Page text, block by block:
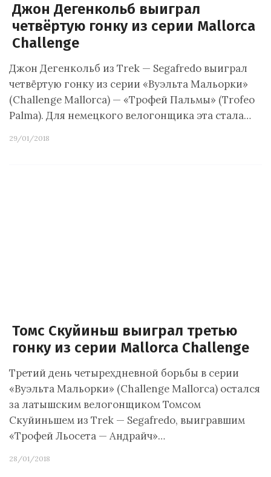
Джон Дегенкольб выиграл
четвёртую гонку из серии Mallorca
Challenge
Джон Дегенкольб из Trek — Segafredo выиграл
четвёртую гонку из серии «Вуэльта Мальорки»
(Challenge Mallorca) — «Трофей Пальмы» (Trofeo
Palma). Для немецкого велогонщика эта стала…
29/01/2018
Томс Скуйиньш выиграл третью
гонку из серии Mallorca Challenge
Третий день четырехдневной борьбы в серии
«Вуэльта Мальорки» (Challenge Mallorca) остался
за латышским велогонщиком Томсом
Скуйиньшем из Trek — Segafredo, выигравшим
«Трофей Льосета — Андрайч»…
28/01/2018